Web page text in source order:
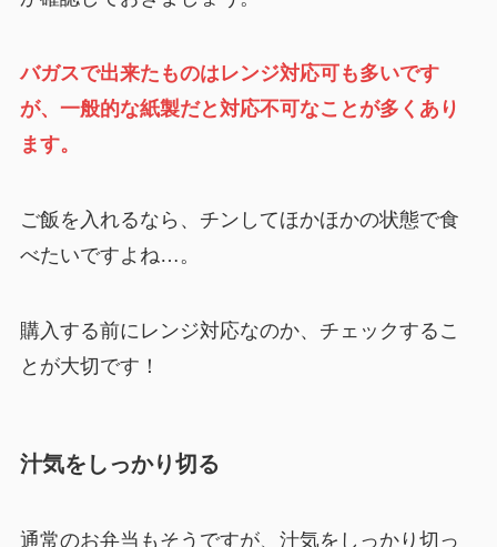
バガスで出来たものはレンジ対応可も多いです
が、一般的な紙製だと対応不可なことが多くあり
ます。
ご飯を入れるなら、チンしてほかほかの状態で食
べたいですよね…。
購入する前にレンジ対応なのか、チェックするこ
とが大切です！
汁気をしっかり切る
通常のお弁当もそうですが、汁気をしっかり切っ